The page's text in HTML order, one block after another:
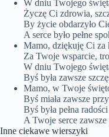
W dniu Twojego
Życzę Ci zdrowia,
By życie obdarzyło
A serce było pełne
Mamo, dziękuję Ci za
Za Twoje wsparcie,
W dniu Twojego
Byś była zawsze
Mamo, w Twoje
Byś miała zawsze
Byś była pełna
A Twoje serce zawsze
Inne ciekawe wierszyki